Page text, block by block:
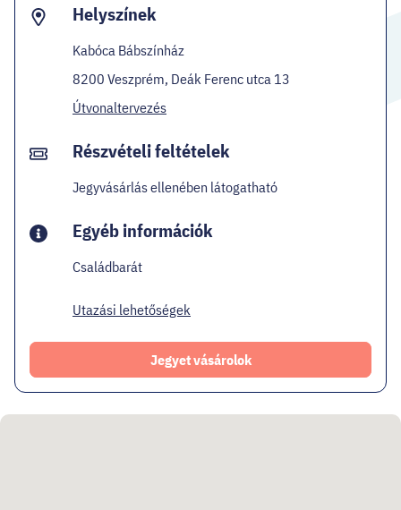
Helyszínek
Kabóca Bábszínház
8200 Veszprém, Deák Ferenc utca 13
Útvonaltervezés
Részvételi feltételek
Jegyvásárlás ellenében látogatható
Egyéb információk
Családbarát
Utazási lehetőségek
Jegyet vásárolok